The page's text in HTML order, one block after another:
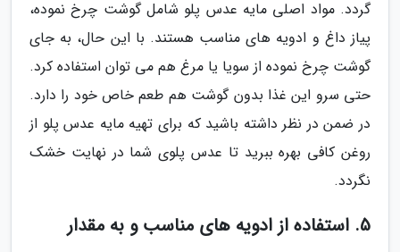
گردد. مواد اصلی مایه عدس پلو شامل گوشت چرخ نموده،
پیاز داغ و ادویه های مناسب هستند. با این حال، به جای
گوشت چرخ نموده از سویا یا مرغ هم می توان استفاده کرد.
حتی سرو این غذا بدون گوشت هم طعم خاص خود را دارد.
در ضمن در نظر داشته باشید که برای تهیه مایه عدس پلو از
روغن کافی بهره ببرید تا عدس پلوی شما در نهایت خشک
نگردد.
5. استفاده از ادویه های مناسب و به مقدار